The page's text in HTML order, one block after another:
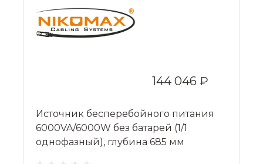
144 046 ₽
Источник бесперебойного питания
6000VA/6000W без батарей (1/1
однофазный), глубина 685 мм